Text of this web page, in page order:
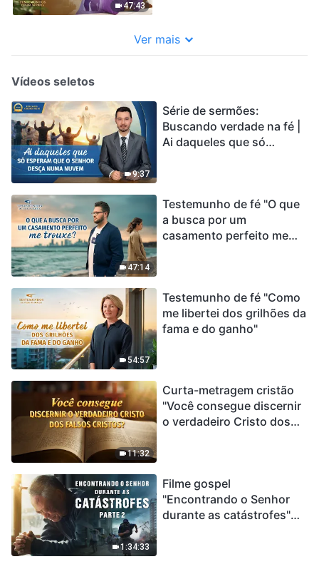
47:43
Ver mais
Vídeos seletos
9:37
Série de sermões:
Buscando verdade na fé |
Ai daqueles que só
47:14
Testemunho de fé "O que
a busca por um
casamento perfeito me
54:57
Testemunho de fé "Como
me libertei dos grilhões da
fama e do ganho"
11:32
Curta-metragem cristão
"Você consegue discernir
o verdadeiro Cristo dos
1:34:33
Filme gospel
"Encontrando o Senhor
durante as catástrofes"